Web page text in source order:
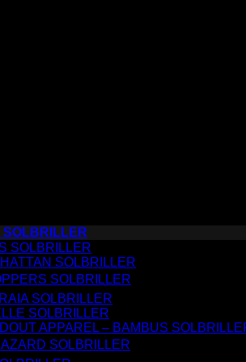
SOLBRILLER
SOLBRILLER
SOLBRILLER
SOLBRILLER
SOLBRILLER
SOLBRILLER
APPAREL – BAMBUS
SOLBRILLER